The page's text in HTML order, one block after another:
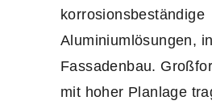
korrosionsbeständige
Aluminiumlösungen,
Fassadenbau.
mit hoher Planlage